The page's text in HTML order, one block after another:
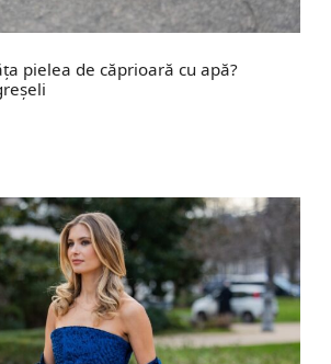
pielea de căprioară cu apă?